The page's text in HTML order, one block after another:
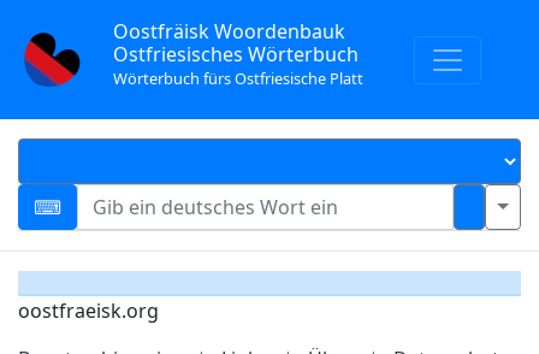
Oostfräisk Woordenbauk
Ostfriesisches Wörterbuch
Wörterbuch fürs Ostfriesische Platt
oostfraeisk.org